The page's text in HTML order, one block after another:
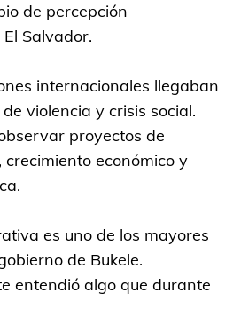
de percepción
Salvador.
internacionales llegaban
violencia y crisis social.
proyectos de
económico y
es uno de los mayores
de Bukele.
entendió algo que durante